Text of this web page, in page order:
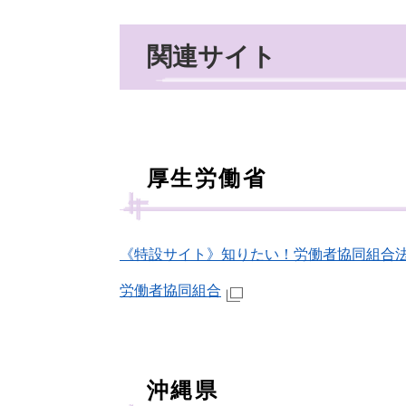
関連サイト
厚生労働省
《特設サイト》知りたい！労働者協同組合
労働者協同組合
沖縄県